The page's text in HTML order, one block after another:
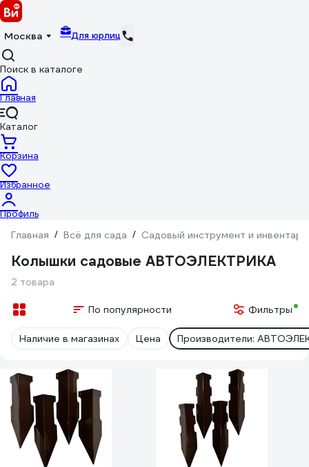
Москва Для юрлиц
Поиск в каталоге
Главная
Каталог
Корзина
Избранное
Профиль
Главная / Всё для сада / Садовый инструмент и инвентарь
Колышки садовые АВТОЭЛЕКТРИКА
2 товара
По популярности Фильтры
Наличие в магазинах Цена Производители: